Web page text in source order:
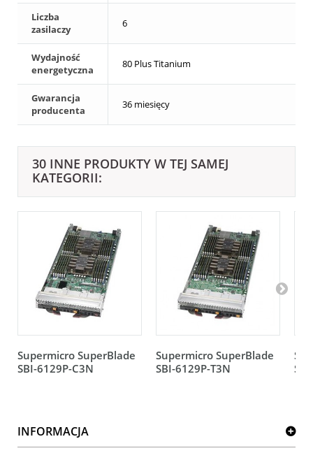
Liczba
zasilaczy
6
Wydajność
energetyczna
80 Plus Titanium
Gwarancja
producenta
36 miesięcy
30 INNE PRODUKTY W TEJ SAMEJ
KATEGORII:
Supermicro SuperBlade
SBI-6129P-C3N
Supermicro SuperBlade
SBI-6129P-T3N
INFORMACJA